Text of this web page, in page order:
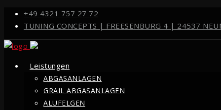
+49 4321 757 27 72
TUNING CONCEPTS | FREESENBURG 4 | 24537
Leistungen
ABGASANLAGEN
GRAIL ABGASANLAGEN
ALUFELGEN